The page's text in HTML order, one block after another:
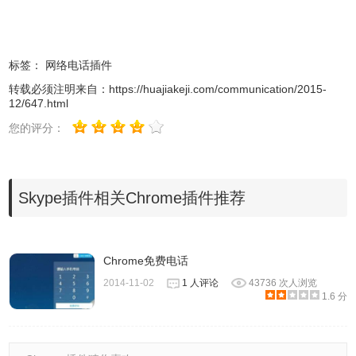
示：
标签：
网络电话插件
转载必须注明来自： https://huajiakeji.com/communication/2015-
12/647.html
您的评分：
Skype插件相关Chrome插件推荐
Chrome免费电话
2014-11-02 1 人评论
43736 次人浏览
1.6 分